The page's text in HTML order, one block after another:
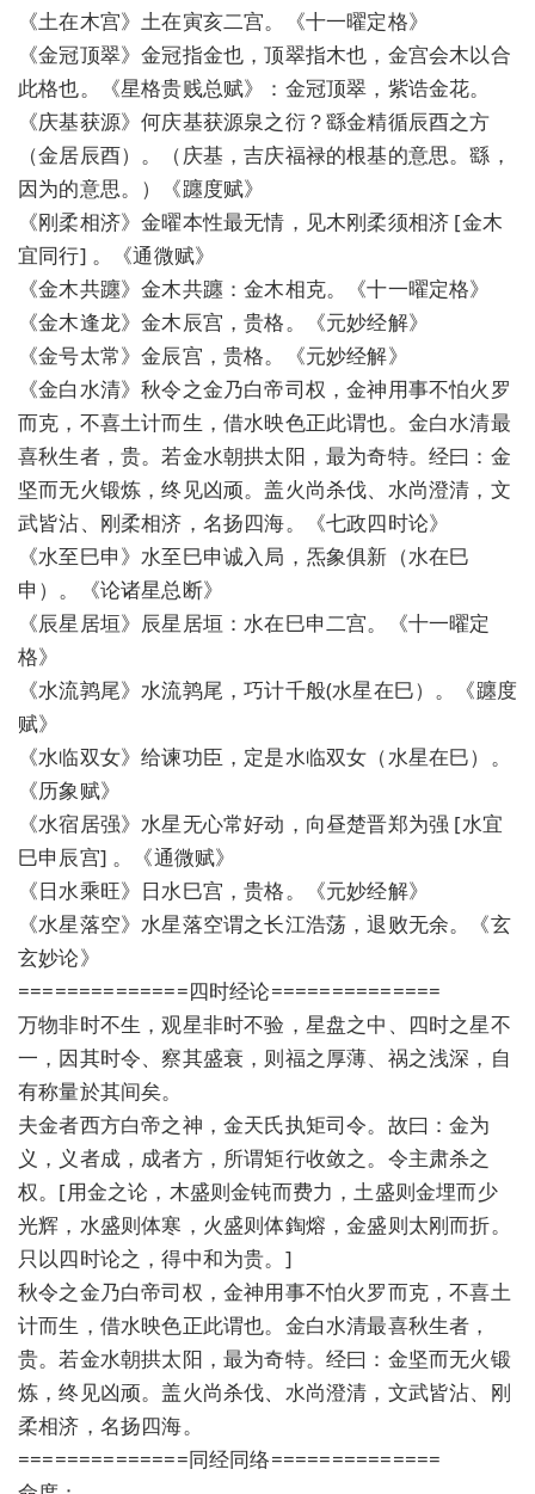
《土在木宫》土在寅亥二宫。《十一曜定格》
《金冠顶翠》金冠指金也，顶翠指木也，金宫会木以合
此格也。《星格贵贱总赋》：金冠顶翠，紫诰金花。
《庆基获源》何庆基获源泉之衍？繇金精循辰酉之方
（金居辰酉）。（庆基，吉庆福禄的根基的意思。繇，
因为的意思。）《躔度赋》
《刚柔相济》金曜本性最无情，见木刚柔须相济 [金木
宜同行] 。《通微赋》
《金木共躔》金木共躔：金木相克。《十一曜定格》
《金木逢龙》金木辰宫，贵格。《元妙经解》
《金号太常》金辰宫，贵格。《元妙经解》
《金白水清》秋令之金乃白帝司权，金神用事不怕火罗
而克，不喜土计而生，借水映色正此谓也。金白水清最
喜秋生者，贵。若金水朝拱太阳，最为奇特。经曰：金
坚而无火锻炼，终见凶顽。盖火尚杀伐、水尚澄清，文
武皆沾、刚柔相济，名扬四海。《七政四时论》
《水至巳申》水至巳申诚入局，炁象俱新（水在巳
申）。《论诸星总断》
《辰星居垣》辰星居垣：水在巳申二宫。《十一曜定
格》
《水流鹑尾》水流鹑尾，巧计千般(水星在巳）。《躔度
赋》
《水临双女》给谏功臣，定是水临双女（水星在巳）。
《历象赋》
《水宿居强》水星无心常好动，向昼楚晋郑为强 [水宜
巳申辰宫] 。《通微赋》
《日水乘旺》日水巳宫，贵格。《元妙经解》
《水星落空》水星落空谓之长江浩荡，退败无余。《玄
玄妙论》
==============四时经论==============
万物非时不生，观星非时不验，星盘之中、四时之星不
一，因其时令、察其盛衰，则福之厚薄、祸之浅深，自
有称量於其间矣。
夫金者西方白帝之神，金天氏执矩司令。故曰：金为
义，义者成，成者方，所谓矩行收敛之。令主肃杀之
权。[用金之论，木盛则金钝而费力，土盛则金埋而少
光辉，水盛则体寒，火盛则体鋾熔，金盛则太刚而折。
只以四时论之，得中和为贵。]
秋令之金乃白帝司权，金神用事不怕火罗而克，不喜土
计而生，借水映色正此谓也。金白水清最喜秋生者，
贵。若金水朝拱太阳，最为奇特。经曰：金坚而无火锻
炼，终见凶顽。盖火尚杀伐、水尚澄清，文武皆沾、刚
柔相济，名扬四海。
==============同经同络==============